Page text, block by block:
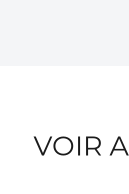
VOIR